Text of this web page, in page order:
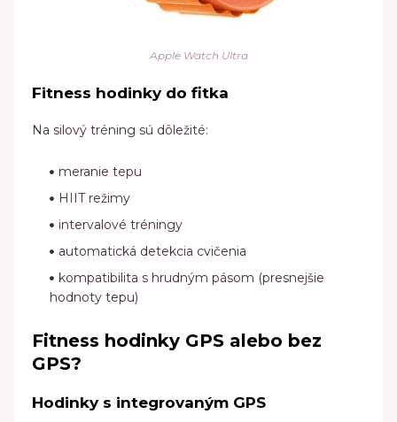
Apple Watch Ultra
Fitness hodinky do fitka
Na silový tréning sú dôležité:
meranie tepu
HIIT režimy
intervalové tréningy
automatická detekcia cvičenia
kompatibilita s hrudným pásom (presnejšie
hodnoty tepu)
Fitness hodinky GPS alebo bez
GPS?
Hodinky s integrovaným GPS